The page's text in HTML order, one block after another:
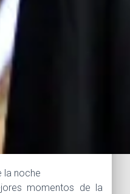
la noche
momentos de la